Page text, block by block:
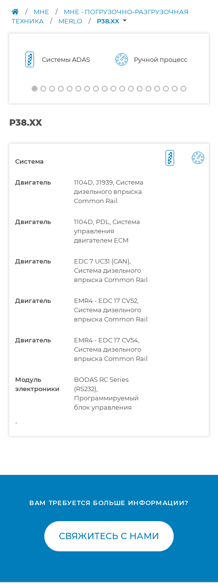
/ MHE /
MHE - ПОГРУЗОЧНО-РАЗГРУЗОЧНАЯ
ТЕХНИКА
/ MERLO / P38.XX
Системы ADAS Ручной процесс
P38.XX
Система
Двигатель
1104D, J1939, Система
дизельного впрыска
Common Rail
Двигатель
1104D, PDL, Система
управления
двигателем ECM
Двигатель
EDC 7 UC31 (CAN),
Система дизельного
впрыска Common Rail
Двигатель
EMR4 - EDC 17 CV52,
Система дизельного
впрыска Common Rail
Двигатель
EMR4 - EDC 17 CV54,
Система дизельного
впрыска Common Rail
Модуль
электроники
BODAS RC Series
(RS232),
Программируемый
блок управления
-
ВАМ ТРЕБУЕТСЯ БОЛЬШЕ ИНФОРМАЦИИ?
СВЯЖИТЕСЬ С НАМИ